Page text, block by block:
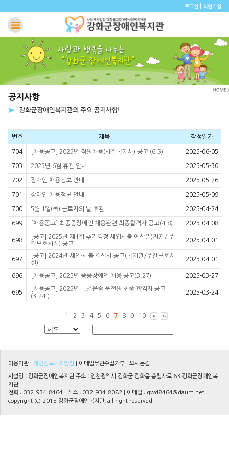
로그인 회원가입
번호 제목 작성일자
704 [채용공고] 2025년 직원채용(사회복지사) 공고 (6.5) 2025-06-05
703 2025년 6월 휴관 안내 2025-05-30
702 장애인 채용정보 안내 2025-05-26
701 장애인 채용정보 안내 2025-05-09
700 5월 1일(목) 근로자의 날 휴관 2025-04-24
699 [채용공고] 최중증장애인 채용관련 최종합격자 공고(4.8) 2025-04-08
698
[공고] 2025년 제1회 추가경정 세입세출 예산(복지관/ 주
간보호시설) 공고
2025-04-01
697
[공고] 2024년 세입·세출 결산서 공고(복지관/주간보호시
설)
2025-04-01
696 [채용공고] 2025년 중증장애인 채용 공고(3.27) 2025-03-27
695
[채용공고] 2025년 특별운송 운전원 최종 합격자 공고
(3.24.)
2025-03-24
1 2 3 4 5 6 7 8 9 10
이용약관| 개인정보처리방침 이메일무단수집거부 오시는길
시설명 : 강화군장애인복지관 주소 : 인천광역시 강화군 강화읍 충렬사로 63 강화군장애인복
지관
전화 : 032-934-8464 | 팩스 : 032-934-8082 | 이메일 : gwd8464@daum.net
copyright (c) 2015 강화군장애인복지관, all right reserved.